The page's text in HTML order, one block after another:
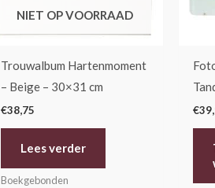
NIET OP VOORRAAD
Trouwalbum Hartenmoment
– Beige – 30×31 cm
€38,75
Lees verder
Boekgebonden
€